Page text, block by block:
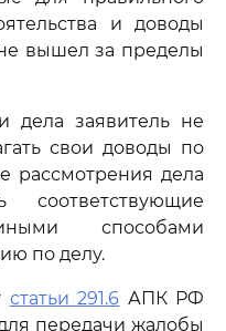
и доводы
вышел за пределы
дела заявитель не
свои доводы по
рассмотрения дела
соответствующие
способами
по делу.
статьи 291.6 АПК РФ
передачи жалобы